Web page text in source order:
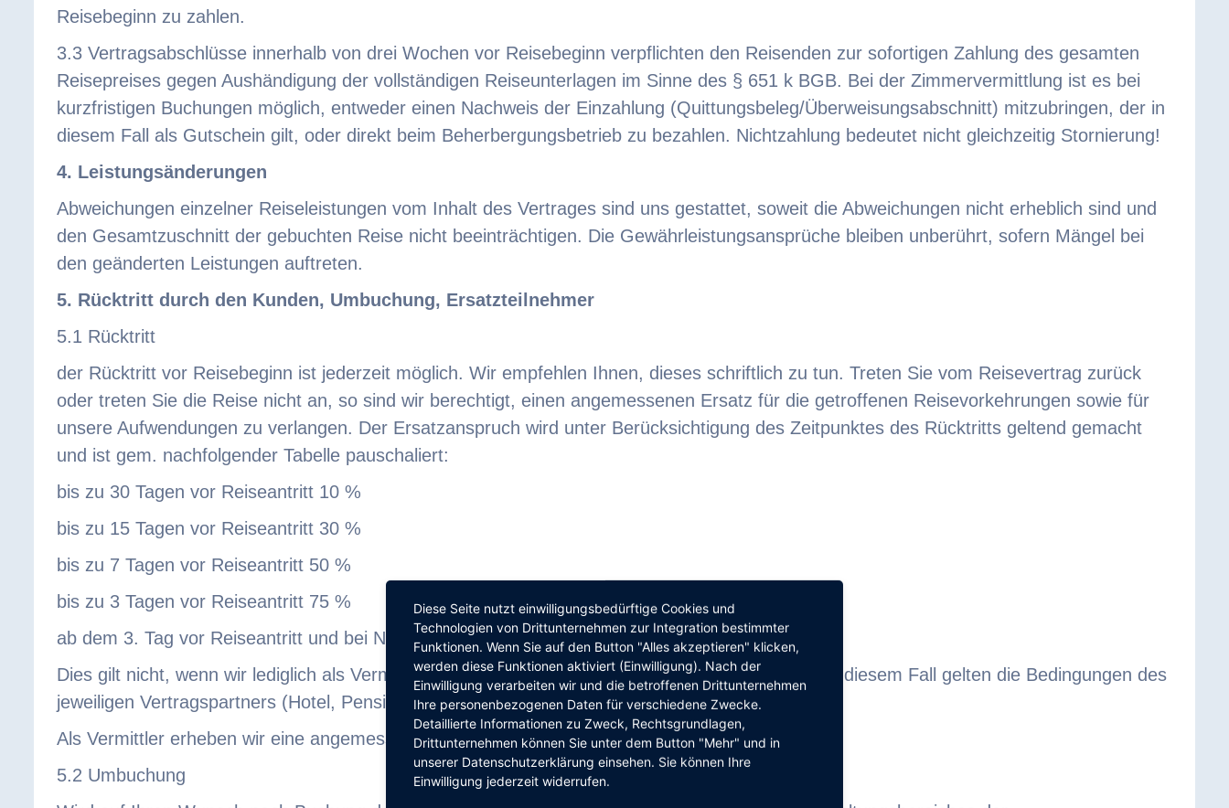
Reisebeginn zu zahlen.
3.3 Vertragsabschlüsse innerhalb von drei Wochen vor Reisebeginn verpflichten den Reisenden zur sofortigen Zahlung des gesamten
Reisepreises gegen Aushändigung der vollständigen Reiseunterlagen im Sinne des § 651 k BGB. Bei der Zimmervermittlung ist es bei
kurzfristigen Buchungen möglich, entweder einen Nachweis der Einzahlung (Quittungsbeleg/Überweisungsabschnitt) mitzubringen, der in
diesem Fall als Gutschein gilt, oder direkt beim Beherbergungsbetrieb zu bezahlen. Nichtzahlung bedeutet nicht gleichzeitig Stornierung!
4. Leistungsänderungen
Abweichungen einzelner Reiseleistungen vom Inhalt des Vertrages sind uns gestattet, soweit die Abweichungen nicht erheblich sind und
den Gesamtzuschnitt der gebuchten Reise nicht beeinträchtigen. Die Gewährleistungsansprüche bleiben unberührt, sofern Mängel bei
den geänderten Leistungen auftreten.
5. Rücktritt durch den Kunden, Umbuchung, Ersatzteilnehmer
5.1 Rücktritt
der Rücktritt vor Reisebeginn ist jederzeit möglich. Wir empfehlen Ihnen, dieses schriftlich zu tun. Treten Sie vom Reisevertrag zurück
oder treten Sie die Reise nicht an, so sind wir berechtigt, einen angemessenen Ersatz für die getroffenen Reisevorkehrungen sowie für
unsere Aufwendungen zu verlangen. Der Ersatzanspruch wird unter Berücksichtigung des Zeitpunktes des Rücktritts geltend gemacht
und ist gem. nachfolgender Tabelle pauschaliert:
bis zu 30 Tagen vor Reiseantritt 10 %
bis zu 15 Tagen vor Reiseantritt 30 %
bis zu 7 Tagen vor Reiseantritt 50 %
bis zu 3 Tagen vor Reiseantritt 75 %
ab dem 3. Tag vor Reiseantritt und bei Nichtantritt der Reise ohne vorherige Absage 80 %.
Dies gilt nicht, wenn wir lediglich als Vermittler im Sinne des Reisevertragsrechts tätig werden. In diesem Fall gelten die Bedingungen des
jeweiligen Vertragspartners (Hotel, Pension, etc.)
Als Vermittler erheben wir eine angemessene Bearbeitungsgebühr, mindestens € 15.
5.2 Umbuchung
Diese Seite nutzt einwilligungsbedürftige Cookies und
Technologien von Drittunternehmen zur Integration bestimmter
Funktionen. Wenn Sie auf den Button "Alles akzeptieren" klicken,
werden diese Funktionen aktiviert (Einwilligung). Nach der
Einwilligung verarbeiten wir und die betroffenen Drittunternehmen
Ihre personenbezogenen Daten für verschiedene Zwecke.
Detaillierte Informationen zu Zweck, Rechtsgrundlagen,
Drittunternehmen können Sie unter dem Button "Mehr" und in
unserer Datenschutzerklärung einsehen. Sie können Ihre
Einwilligung jederzeit widerrufen.